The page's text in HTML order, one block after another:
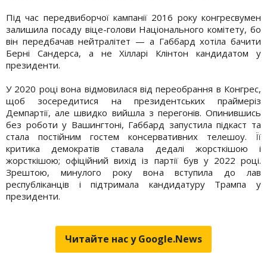
Під час передвиборчої кампанії 2016 року конгресвумен
залишила посаду віце-голови Національного комітету, бо
він передбачав нейтралітет — а Габбард хотіла бачити
Берні Сандерса, а не Хілларі Клінтон кандидатом у
президенти.
У 2020 році вона відмовилася від переобрання в Конгрес,
щоб зосередитися на президентських праймеріз
Демпартії, але швидко вийшла з перегонів. Опинившись
без роботи у Вашингтоні, Габбард запустила підкаст та
стала постійним гостем консервативних телешоу. Її
критика демократів ставала дедалі жорсткішою і
жорсткішою; офіційний вихід із партії був у 2022 році.
Зрештою, минулого року вона вступила до лав
республіканців і підтримала кандидатуру Трампа у
президенти.
Читайте нас у Google.News